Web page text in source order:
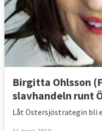
Birgitta Ohlsson
slavhandeln runt
Låt Östersjöstrategin bli